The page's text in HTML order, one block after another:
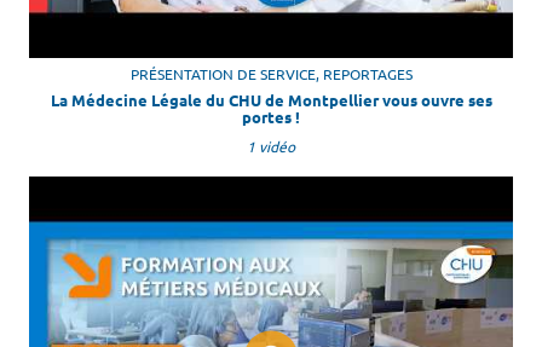
PRÉSENTATION DE SERVICE, REPORTAGES
La Médecine Légale du CHU de Montpellier vous ouvre ses
portes !
1 vidéo